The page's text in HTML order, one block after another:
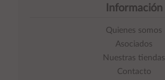
Información
Quienes somos
Asociados
Nuestras tiendas
Contacto